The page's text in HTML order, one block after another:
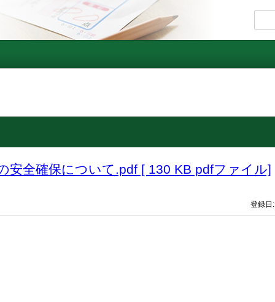
全確保について.pdf [ 130 KB pdfファイル]
登録日: